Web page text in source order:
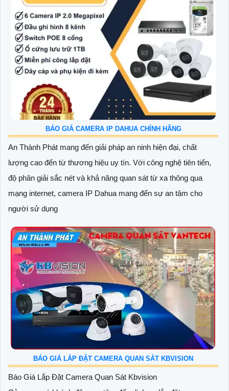
BÁO GIÁ CAMERA IP DAHUA CHÍNH HÃNG
An Thành Phát mang đến giải pháp an ninh hiện đại, chất
lượng cao đến từ thương hiệu uy tín. Với công nghệ tiên tiến,
độ phân giải sắc nét và khả năng quan sát từ xa thông qua
mạng internet, camera IP Dahua mang đến sự an tâm cho
người sử dụng
BÁO GIÁ LẮP ĐẶT CAMERA QUAN SÁT KBVISION
Báo Giá Lắp Đặt Camera Quan Sát Kbvision